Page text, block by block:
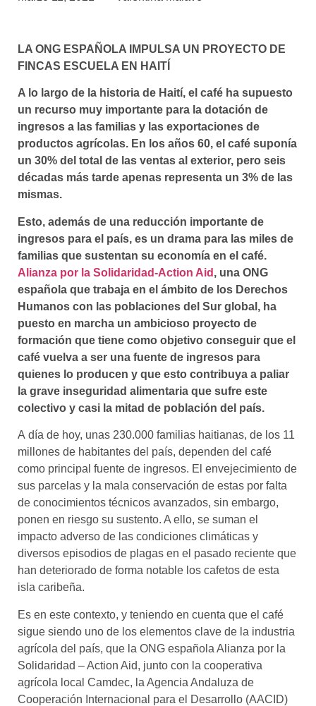
el café siempre tiene
algo nuevo que
enseñarnos
BOLSA DE TRABAJO
¡te imaginas vivir de tu pasión
por el café?
CONTACTO
¡queremos saber
de ti!
LA ONG ESPAÑOLA IMPULSA UN PROYECTO DE
FINCAS ESCUELA EN HAITÍ
A lo largo de la historia de Haití, el café ha supuesto
un recurso muy importante para la dotación de
ingresos a las familias y las exportaciones de
productos agrícolas. En los años 60, el café suponía
un 30% del total de las ventas al exterior, pero seis
décadas más tarde apenas representa un 3% de las
mismas.
Esto, además de una reducción importante de
ingresos para el país, es un drama para las miles de
familias que sustentan su economía en el café.
Alianza por la Solidaridad-Action Aid , una ONG
española que trabaja en el ámbito de los Derechos
Humanos con las poblaciones del Sur global, ha
puesto en marcha un ambicioso proyecto de
formación que tiene como objetivo conseguir que el
café vuelva a ser una fuente de ingresos para
quienes lo producen y que esto contribuya a paliar
la grave inseguridad alimentaria que sufre este
colectivo y casi la mitad de población del país.
A día de hoy, unas 230.000 familias haitianas, de los 11
millones de habitantes del país, dependen del café
como principal fuente de ingresos. El envejecimiento de
sus parcelas y la mala conservación de estas por falta
de conocimientos técnicos avanzados, sin embargo,
ponen en riesgo su sustento. A ello, se suman el
impacto adverso de las condiciones climáticas y
diversos episodios de plagas en el pasado reciente que
han deteriorado de forma notable los cafetos de esta
isla caribeña.
Es en este contexto, y teniendo en cuenta que el café
sigue siendo uno de los elementos clave de la industria
agrícola del país, que la ONG española Alianza por la
Solidaridad – Action Aid, junto con la cooperativa
agrícola local Camdec, la Agencia Andaluza de
Cooperación Internacional para el Desarrollo (AACID)